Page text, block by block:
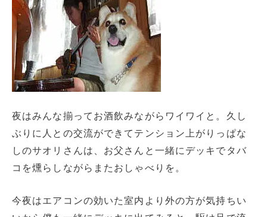
夜はみんな揃ってお酒飲みながらワイワイと。久し
ぶりに人との交流ができてテンション上がりっぱな
しのサオリさんは、お父さんと一緒にデッキでタバ
コを燻らしながらまたおしゃべりを。
今夜はエアコンの効いた室内より外の方が気持ちい